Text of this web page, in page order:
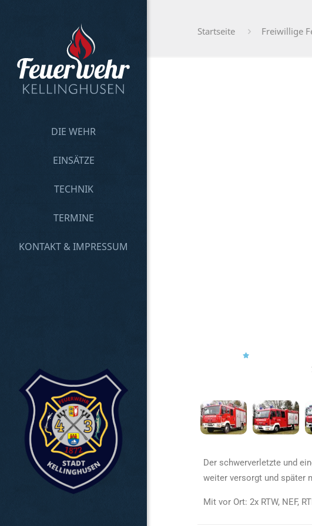
DIE WEHR
EINSÄTZE
TECHNIK
TERMINE
KONTAKT & IMPRESSUM
Startseite Freiwillige
Der schwerverletzte und
weiter versorgt und später
Mit vor Ort: 2x RTW, NEF,